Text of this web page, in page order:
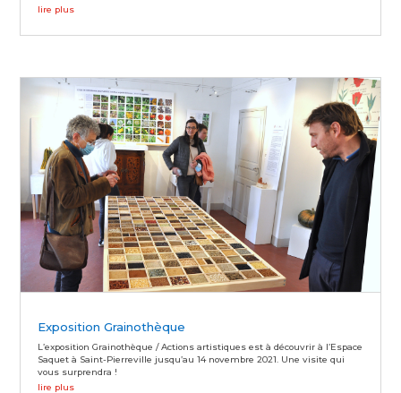
lire plus
Exposition Grainothèque
L’exposition Grainothèque / Actions artistiques est à découvrir à l’Espace
Saquet à Saint-Pierreville jusqu’au 14 novembre 2021. Une visite qui
vous surprendra !
lire plus